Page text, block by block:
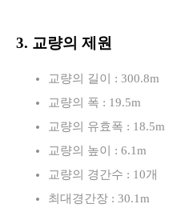
3. 교량의 제원
교량의 길이 : 300.8m
교량의 폭 : 19.5m
교량의 유효폭 : 18.5m
교량의 높이 : 6.1m
교량의 경간수 : 10개
최대경간장 : 30.1m